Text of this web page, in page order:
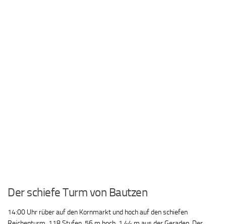
Der schiefe Turm von Bautzen
14:00 Uhr rüber auf den Kornmarkt und hoch auf den schiefen